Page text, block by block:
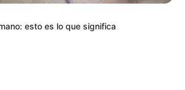
esto es lo que significa